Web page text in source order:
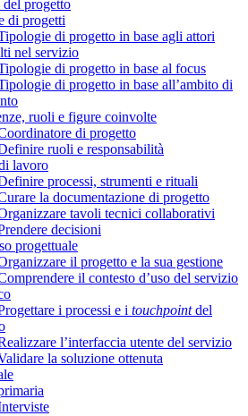
progetto
di progetti
di progetto in base agli attori
nel servizio
di progetto in base al focus
di progetto in base all’ambito di
ruoli e figure coinvolte
di progetto
ruoli e responsabilità
lavoro
processi, strumenti e rituali
la documentazione di progetto
tavoli tecnici collaborativi
decisioni
progettuale
il progetto e la sua gestione
il contesto d’uso del servizio
i processi e i touchpointdel
l’interfaccia utente del servizio
la soluzione ottenuta